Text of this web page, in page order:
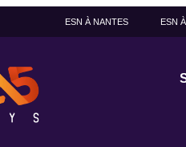
ESN À NANTES ESN